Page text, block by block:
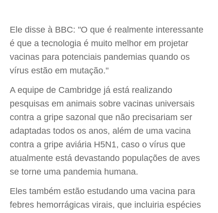
Ele disse à BBC: "O que é realmente interessante
é que a tecnologia é muito melhor em projetar
vacinas para potenciais pandemias quando os
vírus estão em mutação."
A equipe de Cambridge já está realizando
pesquisas em animais sobre vacinas universais
contra a gripe sazonal que não precisariam ser
adaptadas todos os anos, além de uma vacina
contra a gripe aviária H5N1, caso o vírus que
atualmente está devastando populações de aves
se torne uma pandemia humana.
Eles também estão estudando uma vacina para
febres hemorrágicas virais, que incluiria espécies